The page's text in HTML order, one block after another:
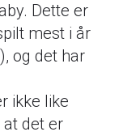
Dette er
mest i år
og det har
ikke like
at det er